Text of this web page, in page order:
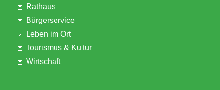
Rathaus
Bürgerservice
Leben im Ort
Tourismus & Kultur
Wirtschaft